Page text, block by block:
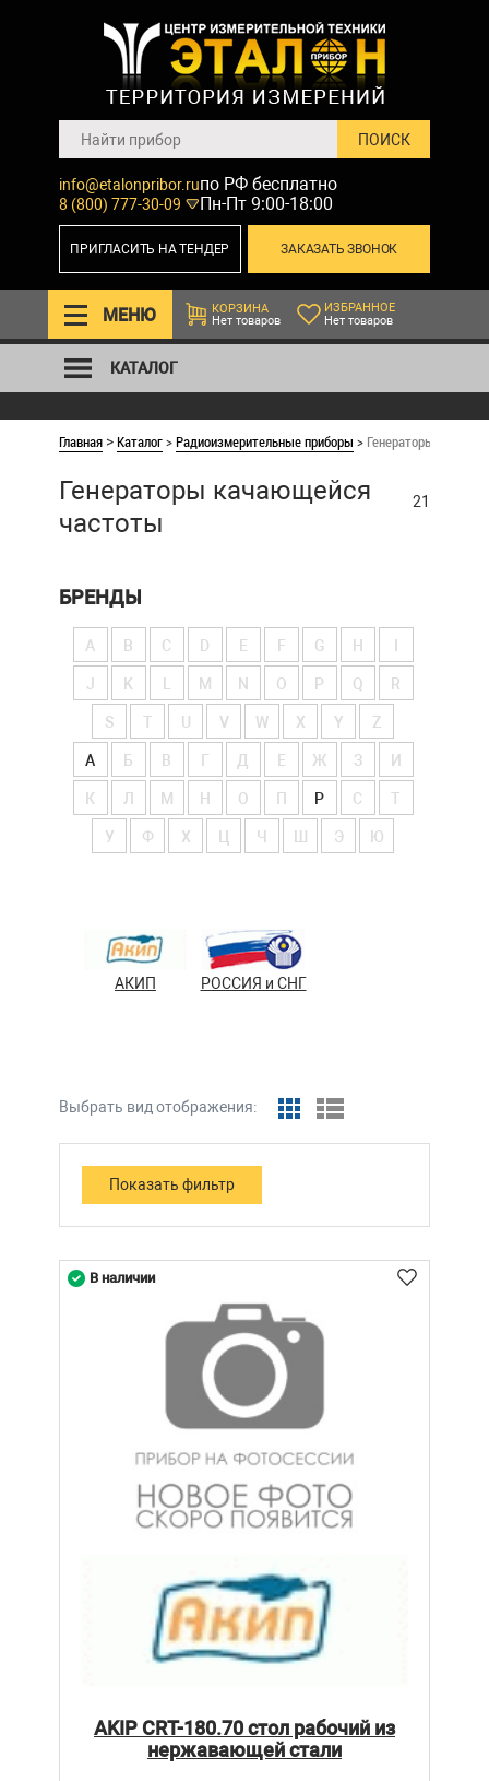
info@etalonpribor.ru
8 (800) 777-30-09
по РФ бесплатно
Пн-Пт 9:00-18:00
ЗАКАЗАТЬ ЗВОНОК
ПРИГЛАСИТЬ НА ТЕНДЕР
МЕНЮ
КОРЗИНА
Нет товаров
ИЗБРАННОЕ
Нет товаров
КАТАЛОГ
Главная >Каталог>Радиоизмерительные приборы > Генераторы
Генераторы качающейся
частоты
21
БРЕНДЫ
A B C D E F G H
J K M N O P Q R
S T V W X Y Z
А Б В Г Д Е Ж З И
К Л М Н О П Р С Т
У Ф Х Ч Э Ю
АКИП РОССИЯ и СНГ
Выбрать вид отображения:
AKIP CRT-180.70 стол рабочий из
нержавающей стали
В наличии